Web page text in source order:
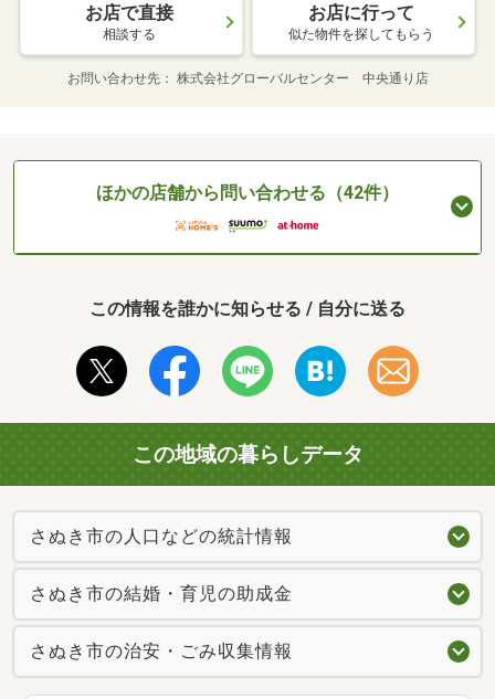
お店で直接
相談する
お店に行って
似た物件を探してもらう
お問い合わせ先 株式会社グローバルセンター 中央通り店
ほかの店舗から問い合わせる（42件）
この情報を誰かに知らせる / 自分に送る
この地域の暮らしデータ
さぬき市の人口などの統計情報
さぬき市の結婚・育児の助成金
さぬき市の治安・ごみ収集情報